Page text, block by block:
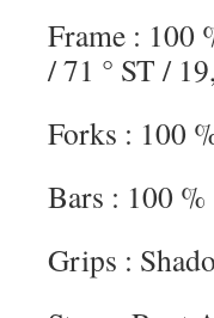
Frame : 100
/ 71 ° ST /
Forks : 100
Bars : 100 %
Grips :